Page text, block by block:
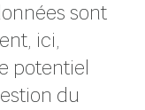
sont
ici,
potentiel
du